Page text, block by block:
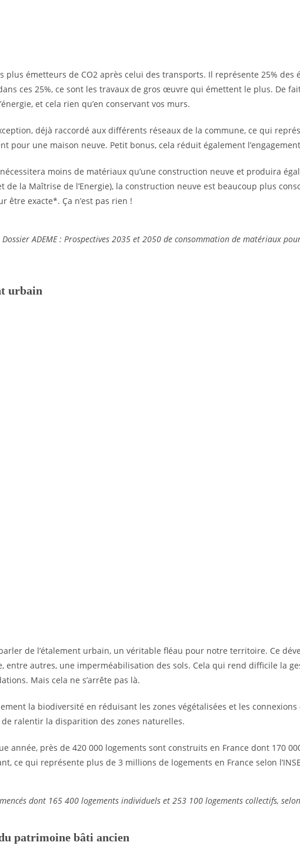
plus émetteurs de CO2 après celui des transports. Il représente 25% des
ces 25%, ce sont les travaux de gros œuvre qui émettent le plus. De
et cela rien qu’en conservant vos murs.
déjà raccordé aux différents réseaux de la commune, ce qui
pour une maison neuve. Petit bonus, cela réduit également
moins de matériaux qu’une construction neuve et produira
de la Maîtrise de l’Energie), la construction neuve est beaucoup plus
être exacte*. Ça n’est pas rien !
ADEME : Prospectives 2035 et 2050 de consommation de matériaux
urbain
de l’étalement urbain, un véritable fléau pour notre territoire. Ce
entre autres, une imperméabilisation des sols. Cela qui rend difficile la
Mais cela ne s’arrête pas là.
la biodiversité en réduisant les zones végétalisées et les
ralentir la disparition des zones naturelles.
année, près de 420 000 logements sont construits en France dont 170
ce qui représente plus de 3 millions de logements en France selon
dont 165 400 logements individuels et 253 100 logements collectifs, selon
patrimoine bâti ancien